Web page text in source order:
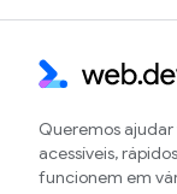
Queremos ajudar
acessíveis,
funcionem em